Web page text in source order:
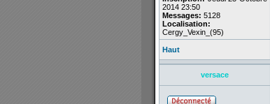
2014 23:50
Messages: 5128
Localisation:
Cergy_Vexin_(95)
Haut
versace